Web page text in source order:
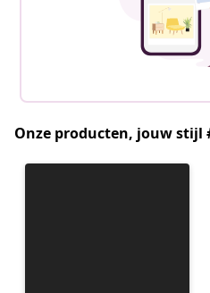
Onze producten, jouw stijl